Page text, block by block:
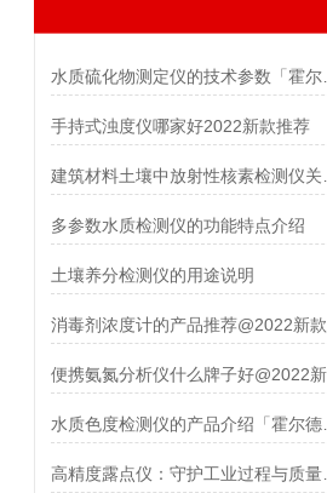
手持式浊度仪哪家好2022新款推荐
多参数水质检测仪的功能特点介绍
土壤养分检测仪的用途说明
消毒剂浓度计的产品推荐@2022新款